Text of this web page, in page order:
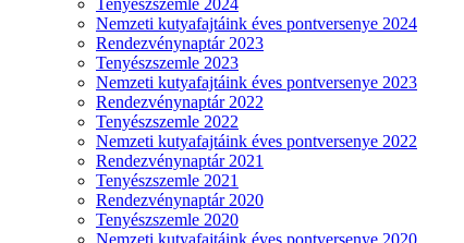
Tenyészszemle 2024
Nemzeti kutyafajtáink éves pontversenye 2024
Rendezvénynaptár 2023
Tenyészszemle 2023
Nemzeti kutyafajtáink éves pontversenye 2023
Rendezvénynaptár 2022
Tenyészszemle 2022
Nemzeti kutyafajtáink éves pontversenye 2022
Rendezvénynaptár 2021
Tenyészszemle 2021
Rendezvénynaptár 2020
Tenyészszemle 2020
Nemzeti kutyafajtáink éves pontversenye 2020